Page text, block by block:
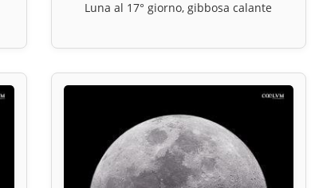
Luna al 17° giorno, gibbosa calante